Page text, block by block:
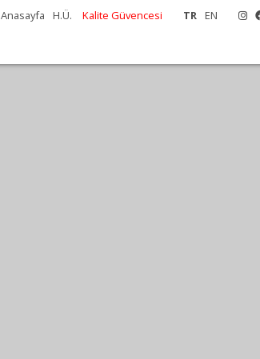
TR EN
Anasayfa H.Ü. Kalite Güvencesi